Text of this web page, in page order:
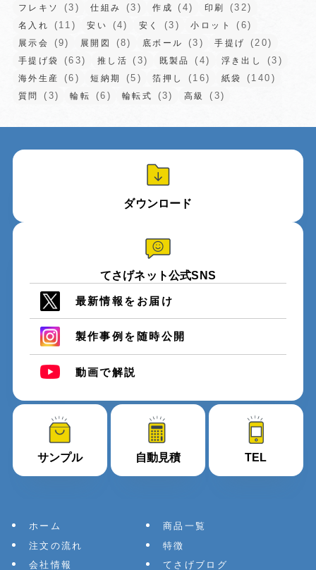
フレキソ (3) 仕組み (3) 作成 (4) 印刷 (32)
名入れ (11) 安い (4) 安く (3) 小ロット (6)
展示会 (9) 展開図 (8) 底ボール (3) 手提げ (20)
手提げ袋 (63) 推し活 (3) 既製品 (4) 浮き出し (3)
海外生産 (6) 短納期 (5) 箔押し (16) 紙袋 (140)
質問 (3) 輪転 (6) 輪転式 (3) 高級 (3)
ダウンロード
てさげネット公式SNS
最新情報をお届け
製作事例を随時公開
動画で解説
サンプル 自動見積 TEL
ホーム
商品一覧
注文の流れ
特徴
会社情報
てさげブログ